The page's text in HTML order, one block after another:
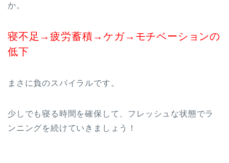
か。
寝不足 →疲労蓄積→ケガ→ モチベーションの
低下
まさに負のスパイラルです。
少しでも寝る時間を確保して、フレッシュな状態でラ
ンニングを続けていきましょう！